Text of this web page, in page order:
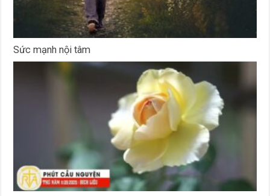
Sức mạnh nội tâm